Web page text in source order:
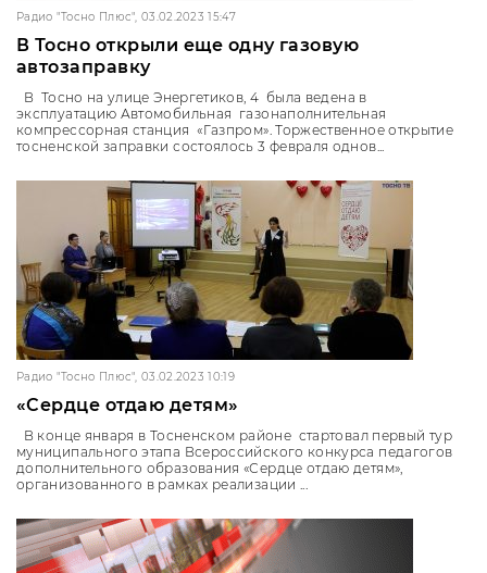
Радио "Тосно Плюс", 03.02.2023 15:47
В Тосно открыли еще одну газовую
автозаправку
В Тосно на улице Энергетиков, 4 была ведена в
эксплуатацию Автомобильная газонаполнительная
компрессорная станция «Газпром». Торжественное открытие
тосненской заправки состоялось 3 февраля однов...
Радио "Тосно Плюс", 03.02.2023 10:19
«Сердце отдаю детям»
В конце января в Тосненском районе стартовал первый тур
муниципального этапа Всероссийского конкурса педагогов
дополнительного образования «Сердце отдаю детям»,
организованного в рамках реализации ...